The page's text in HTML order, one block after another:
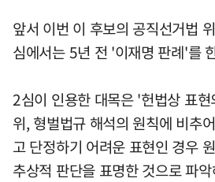
앞서 이번 이 후보의 공직선거법
심에서는 5년 전 '이재명 판례'를
2심이 인용한 대목은 '헌법상 표
위, 형벌법규 해석의 원칙에 비추
고 단정하기 어려운 표현인 경우
추상적 판단을 표명한 것으로 파